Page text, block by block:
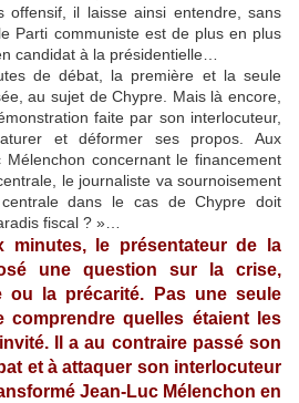
offensif, il laisse ainsi entendre, sans
Parti communiste est de plus en plus
candidat à la présidentielle…
de débat, la première et la seule
au sujet de Chypre. Mais là encore,
faite par son interlocuteur,
et déformer ses propos. Aux
concernant le financement
le journaliste va sournoisement
dans le cas de Chypre doit
fiscal ? »…
minutes, le présentateur de la
une question sur la crise,
ou la précarité. Pas une seule
comprendre quelles étaient les
Il a au contraire passé son
et à attaquer son interlocuteur
Jean-Luc Mélenchon en